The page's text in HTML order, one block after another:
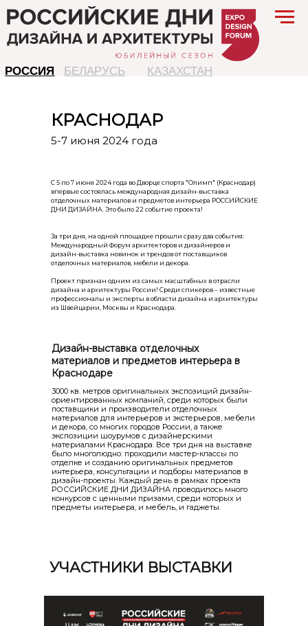
КАЗАХСТАН
КРАСНОДАР
5-7 июня 2024 года
С 5 по 7 июня 2024 года во Дворце спорта "Олимп" (Краснодар)
впервые состоялась международная дизайн-выставка
отделочных материалов и предметов интерьера РОССИЙСКИЕ
ДНИ ДИЗАЙНА. Это было 22 событие проекта!
За три дня, на одной площадке прошли сразу два события:
Международный Форум архитекторов и дизайнеров и
дизайн-выставка новинок и трендов от поставщиков
отделочных материалов, мебели и декора.
Проект признан одним из самых масштабных в отрасли
дизайна и архитектуры России! Среди спикеров – известные
профессионалы и эксперты в области дизайна и архитектуры
из Швейцарии, Москвы и Краснодара.
Дизайн-выставка отделочных
материалов и предметов интерьера в
Краснодаре
3000 кв. метров оригинальных экспозиций дизайн-
ориентированных компаний, среди которых были
поставщики и производители отделочных
материалов для интерьеров и экстерьеров, мебели
и декора, со многих городов России, а также
экспозиции шоурумов с дизайнерскими
материалами Краснодара. Все три дня на выставке
было многолюдно: проходили мастер-классы по
отделке и созданию оригинальных предметов
интерьера, консультации и подборы материалов в
дизайн-проекты. Каждый день в рамках проекта
РОССИЙСКИЕ ДНИ ДИЗАЙНА проводилось много
конкурсов с ценными призами, среди которых и
предметы интерьера, и мебель, и гаджеты.
УЧАСТНИКИ ВЫСТАВКИ